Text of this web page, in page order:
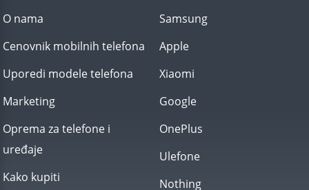
O nama
Cenovnik mobilnih telefona
Uporedi modele telefona
Marketing
Oprema za telefone i
uređaje
Kako kupiti
Samsung
Apple
Xiaomi
Google
OnePlus
Ulefone
Nothing